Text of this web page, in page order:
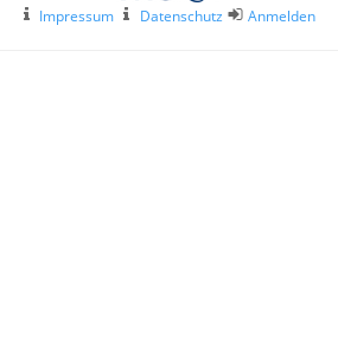
Impressum
Datenschutz Anmelden